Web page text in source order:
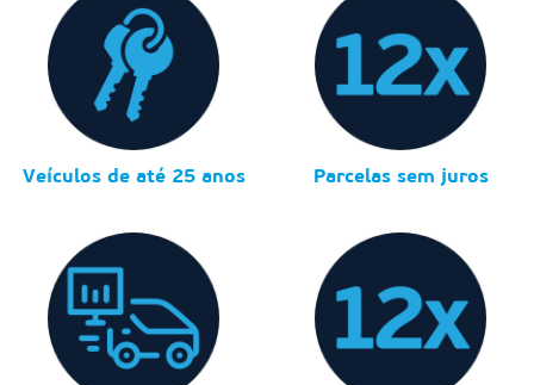
Veículos de até 25 anos Parcelas sem juros